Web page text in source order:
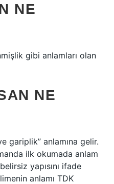
NE
gibi anlamları olan
NE
gariplik” anlamına gelir.
ilk okumada anlam
yapısını ifade
anlamı TDK